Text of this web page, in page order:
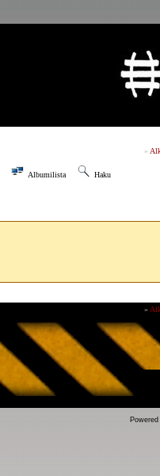
»
Albumilista Haku
»